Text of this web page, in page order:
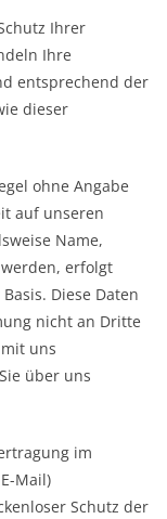
Ihrer
Ihre
entsprechend der
dieser
ohne Angabe
auf unseren
Name,
erfolgt
Diese Daten
nicht an Dritte
uns
über uns
im
Mail)
Schutz der